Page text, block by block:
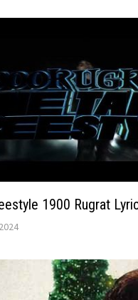
1900 Rugrat